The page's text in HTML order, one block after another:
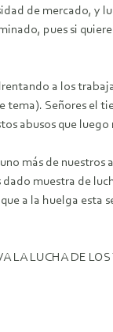
de mercado,
pues si
a los
Señores el
abusos que
más de
muestra de
a la huelga
LUCHA DE